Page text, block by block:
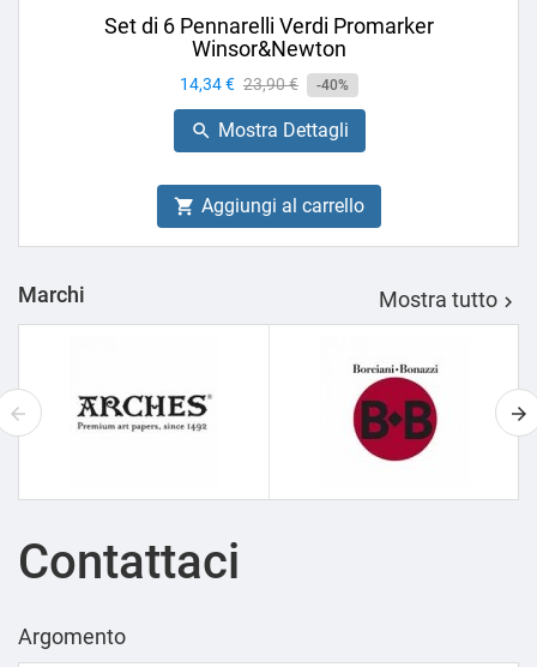
Set di 6 Pennarelli Verdi Promarker
Winsor&Newton
Prezzo
14,34 € Prezzo
base
23,90 € -40%
 Mostra Dettagli
 Aggiungi al carrello
Marchi Mostra tutto 
Contattaci
Argomento